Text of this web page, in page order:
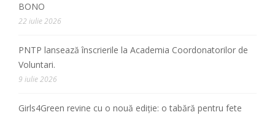
BONO
22 iulie 2026
PNTP lansează înscrierile la Academia Coordonatorilor de
Voluntari.
9 iulie 2026
Girls4Green revine cu o nouă ediție: o tabără pentru fete